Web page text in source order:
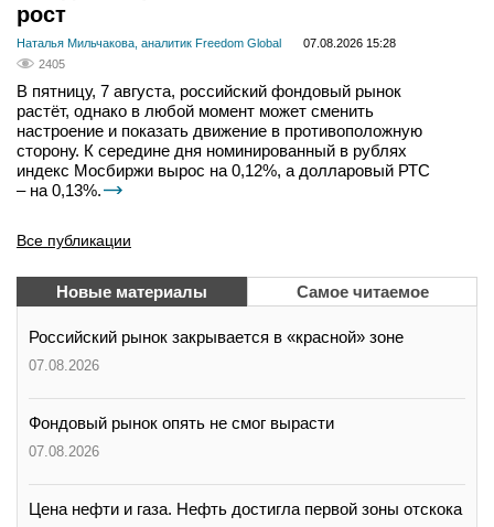
рост
Наталья Мильчакова, аналитик Freedom Global
07.08.2026 15:28
2405
В пятницу, 7 августа, российский фондовый рынок
растёт, однако в любой момент может сменить
настроение и показать движение в противоположную
сторону. К середине дня номинированный в рублях
индекс Мосбиржи вырос на 0,12%, а долларовый РТС
– на 0,13%.
Все публикации
Новые материалы Самое читаемое
Российский рынок закрывается в «красной» зоне
07.08.2026
Фондовый рынок опять не смог вырасти
07.08.2026
Цена нефти и газа. Нефть достигла первой зоны отскока